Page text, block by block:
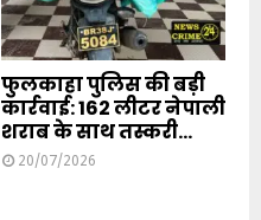
फुलकाहा पुलिस की बड़ी
कार्रवाई: 162 लीटर नेपाली
शराब के साथ तस्करी...
20/07/2026